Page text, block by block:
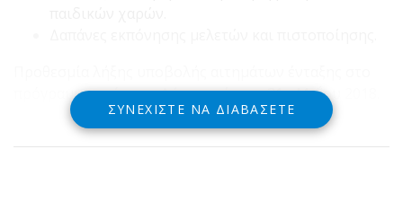
πρόγραμμα από τους Δήμους είναι η 31η Μαΐου 2018.
ΣΥΝΕΧΊΣΤΕ ΝΑ ΔΙΑΒΆΣΕΤΕ